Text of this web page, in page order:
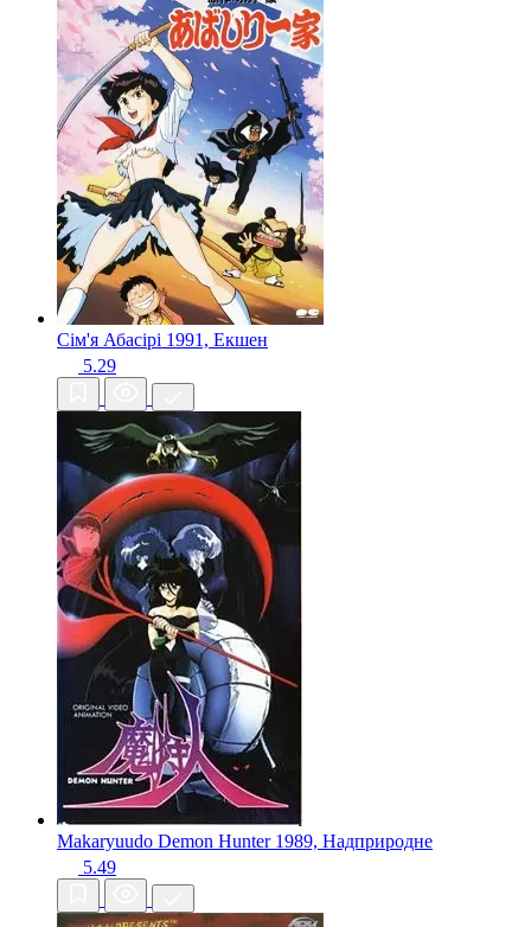
Сім'я Абасірі 1991, Екшен
5.29
Makaryuudo Demon Hunter 1989, Надприродне
5.49